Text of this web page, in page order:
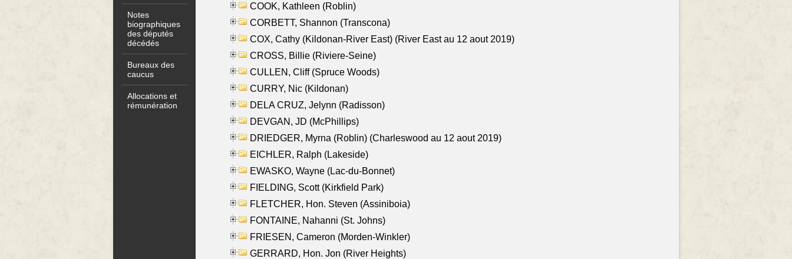
Notes
biographiques
des députés
décédés
Bureaux des
caucus
Allocations et
rémunération
COOK, Kathleen (Roblin)
CORBETT, Shannon (Transcona)
COX, Cathy (Kildonan-River East) (River East au 12 aout 2019)
CROSS, Billie (Riviere-Seine)
CULLEN, Cliff (Spruce Woods)
CURRY, Nic (Kildonan)
DELA CRUZ, Jelynn (Radisson)
DEVGAN, JD (McPhillips)
DRIEDGER, Myrna (Roblin) (Charleswood au 12 aout 2019)
EICHLER, Ralph (Lakeside)
EWASKO, Wayne (Lac-du-Bonnet)
FIELDING, Scott (Kirkfield Park)
FLETCHER, Hon. Steven (Assiniboia)
FONTAINE, Nahanni (St. Johns)
FRIESEN, Cameron (Morden-Winkler)
GERRARD, Hon. Jon (River Heights)